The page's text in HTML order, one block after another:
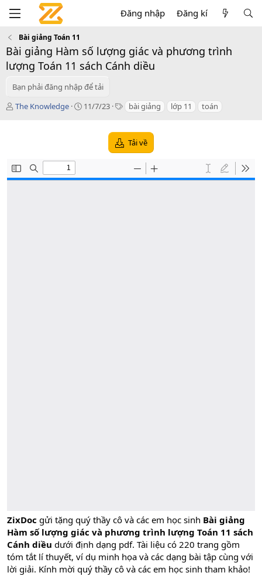
Đăng nhập Đăng kí
Bài giảng Toán 11
Bài giảng Hàm số lượng giác và phương trình
lượng Toán 11 sách Cánh diều
Bạn phải đăng nhập để tải
T
The Knowledge
C
n
11/7/23
T bài giảng lớp 11 toán
Tải về
ZixDoc gửi tặng quý thầy cô và các em học sinh Bài giảng
Hàm số lượng giác và phương trình lượng Toán 11 sách
Cánh diều dưới định dạng pdf. Tài liệu có 220 trang gồm
tóm tắt lí thuyết, ví dụ minh họa và các dạng bài tập cùng với
lời giải. Kính mời quý thầy cô và các em học sinh tham khảo!